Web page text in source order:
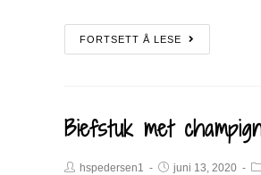
FORTSETT Å LESE
Biefstuk met
hspedersen1 juni 13, 2020